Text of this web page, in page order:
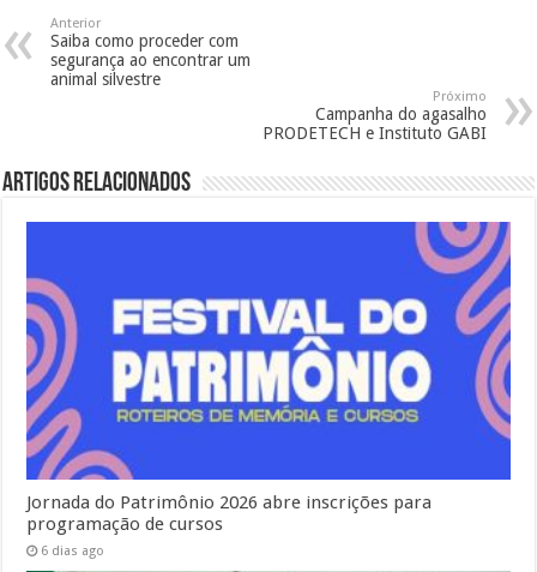
Anterior
Saiba como proceder com
segurança ao encontrar um
animal silvestre
Próximo
Campanha do agasalho
PRODETECH e Instituto GABI
Artigos Relacionados
Jornada do Patrimônio 2026 abre inscrições para
programação de cursos
6 dias ago